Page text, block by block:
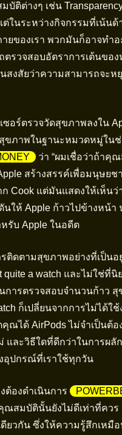
ต่างๆ เช่น
ในระหว่างกิจกรรมที่เน้น
ยของเรา พวกมันก็อาจทำ
รวจสอบอัตราการเต้นของ
งสัยว่าความสามารถจะห
อร์ตรวจวัดสุขภาพลงใน
ภาพในฐานะหมวดหมู่ใน
ว่า “ผมเชื่อว่าถ้าคุ
สร้างสรรค์เพื่อมนุษยช
Cook แต่มันแสดงให้เห็น
ให้ Apple ก้าวไปข้างหน้า
รับ Apple ในอดีต
ติดตามสุขภาพอย่างที่เป็น
a watch และไม่ใช่ที่
ารตรวจสอบจำนวนก้าว
ก็เปลี่ยนจากการไม่ได้ใ
ได้ AirPods ไม่จำเป็นต้อ
และวิธีใดที่ดีกว่าในการผ
อุปกรณ์ที่เราใช้ทุกวัน
ต้องดำเนินการ
ณสมบัตินั้นยังไม่ดีเท่าที่คว
ยวกัน ซึ่งให้ความรู้สึกเห